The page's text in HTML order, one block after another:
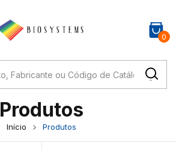
0
Produtos
Início Produtos